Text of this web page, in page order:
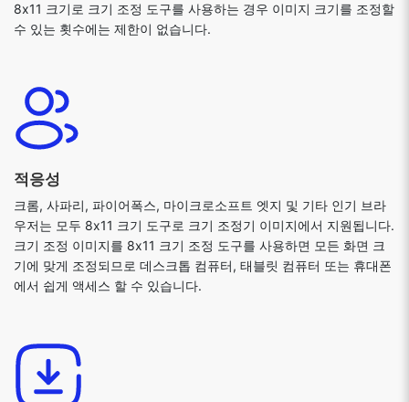
8x11 크기로 크기 조정 도구를 사용하는 경우 이미지 크기를 조정할
수 있는 횟수에는 제한이 없습니다.
적응성
크롬, 사파리, 파이어폭스, 마이크로소프트 엣지 및 기타 인기 브라
우저는 모두 8x11 크기 도구로 크기 조정기 이미지에서 지원됩니다.
크기 조정 이미지를 8x11 크기 조정 도구를 사용하면 모든 화면 크
기에 맞게 조정되므로 데스크톱 컴퓨터, 태블릿 컴퓨터 또는 휴대폰
에서 쉽게 액세스 할 수 있습니다.